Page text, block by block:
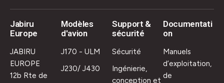
Jabiru
Europe
JABIRU
EUROPE
12b Rte de
Modèles
d'avion
J170 - ULM
J230/ J430
Support &
sécurité
Sécurité
Ingénierie,
conception et
Documentati
on
Manuels
d’exploitation,
de